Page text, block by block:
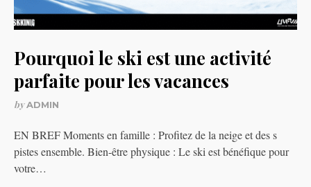
Pourquoi le ski est une activité
parfaite pour les vacances
byADMIN
EN BREF Moments en famille : Profitez de la neige et des s
pistes ensemble. Bien-être physique : Le ski est bénéfique pour
votre…